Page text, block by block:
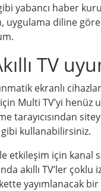
yabancı haber
diline
TV
ekranlı
Multi TV’yi
tarayıcısından
kullanabilirsiniz.
etkileşim için kanal
akıllı TV’ler
yayımlanacak